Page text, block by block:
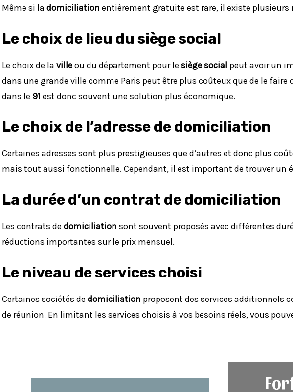
Même si la domiciliation entièrement gratuite est rare, il existe plusieurs
Le choix de lieu du siège social
Le choix de la villeou du département pour le siège social peut avoir un
dans une grande ville comme Paris peut être plus coûteux que de le faire
dans le 91 est donc souvent une solution plus économique.
Le choix de l’adresse de domiciliation
Certaines adresses sont plus prestigieuses que d’autres et donc plus
mais tout aussi fonctionnelle. Cependant, il est important de trouver un
La durée d’un contrat de domiciliation
Les contrats de domiciliation sont souvent proposés avec différentes
réductions importantes sur le prix mensuel.
Le niveau de services choisi
Certaines sociétés de domiciliation proposent des services additionnels
de réunion. En limitant les services choisis à vos besoins réels, vous